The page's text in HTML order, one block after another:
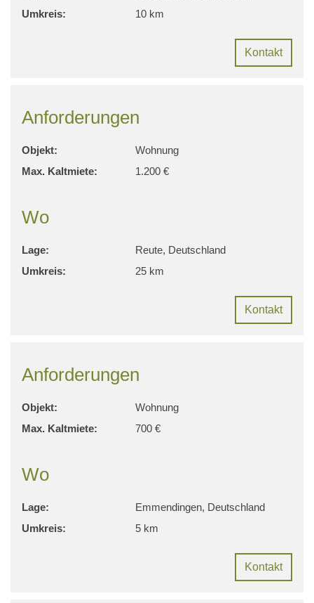
Umkreis:
10 km
Kontakt
Anforderungen
Objekt:
Wohnung
Max. Kaltmiete:
1.200 €
Wo
Lage:
Reute, Deutschland
Umkreis:
25 km
Kontakt
Anforderungen
Objekt:
Wohnung
Max. Kaltmiete:
700 €
Wo
Lage:
Emmendingen, Deutschland
Umkreis:
5 km
Kontakt